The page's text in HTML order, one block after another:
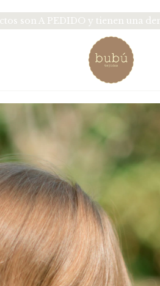
son A PEDIDO y tienen una